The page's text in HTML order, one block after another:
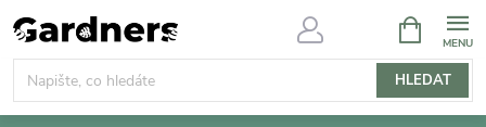
Přejít
na
obsah
HLEDAT
NÁKUPNÍ
KOŠÍK